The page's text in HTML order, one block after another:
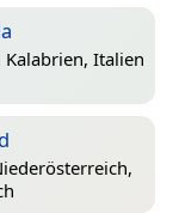
Kalabrien, Italien